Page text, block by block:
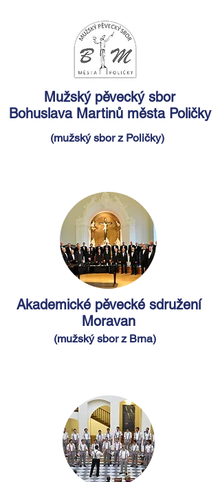
Mužský pěvecký sbor
Bohuslava Martinů města Poličky
(mužský sbor z Poličky)
Akademické pěvecké sdružení
Moravan
(mužský sbor z Brna)